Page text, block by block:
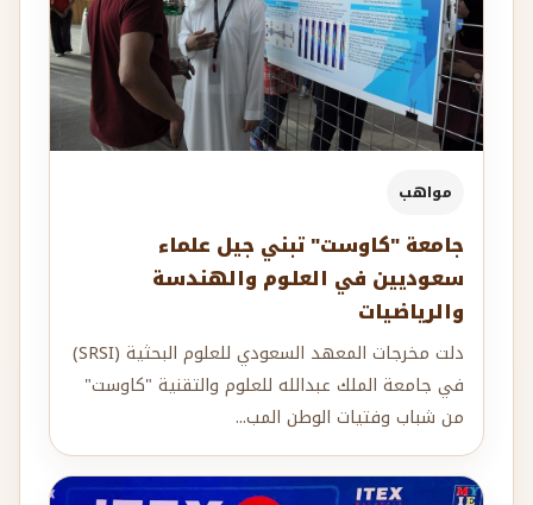
مواهب
جامعة "كاوست" تبني جيل علماء
سعوديين في العلوم والهندسة
والرياضيات
دلت مخرجات المعهد السعودي للعلوم البحثية (SRSI)
في جامعة الملك عبدالله للعلوم والتقنية "كاوست"
من شباب وفتيات الوطن المب...